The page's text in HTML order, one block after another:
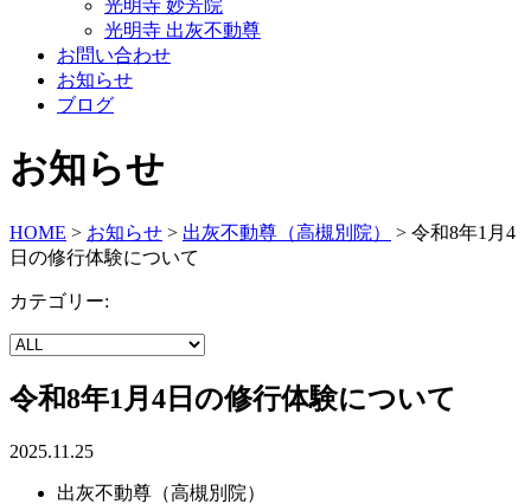
光明寺 妙芳院
光明寺 出灰不動尊
お問い合わせ
お知らせ
ブログ
お知らせ
HOME > お知らせ > 出灰不動尊（高槻別院） > 令和8年1月4
日の修行体験について
カテゴリー:
令和8年1月4日の修行体験について
2025.11.25
出灰不動尊（高槻別院）